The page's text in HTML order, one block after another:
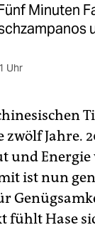
Minuten
Uhr
zwölf Jahre.
und
ist nun
fühlt Hase